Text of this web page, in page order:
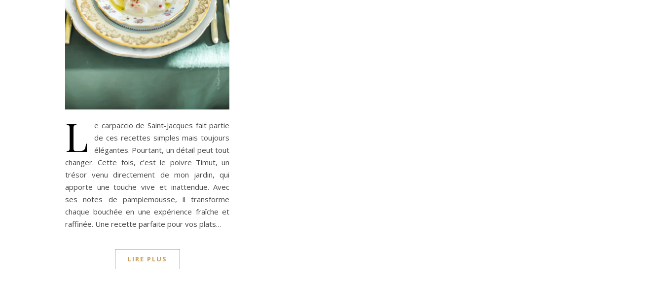
L
e carpaccio de Saint-Jacques fait partie
de ces recettes simples mais toujours
élégantes. Pourtant, un détail peut tout
changer. Cette fois, c’est le poivre Timut, un
trésor venu directement de mon jardin, qui
apporte une touche vive et inattendue. Avec
ses notes de pamplemousse, il transforme
chaque bouchée en une expérience fraîche et
raffinée. Une recette parfaite pour vos plats…
LIRE PLUS